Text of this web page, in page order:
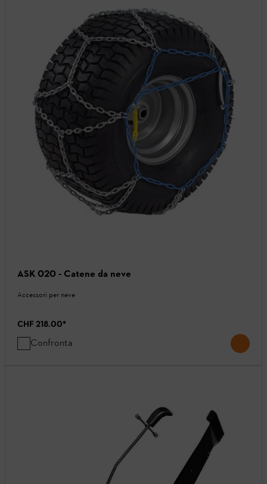
ASK 020 - Catene da neve
Accessori per neve
CHF 218.00*
Confronta